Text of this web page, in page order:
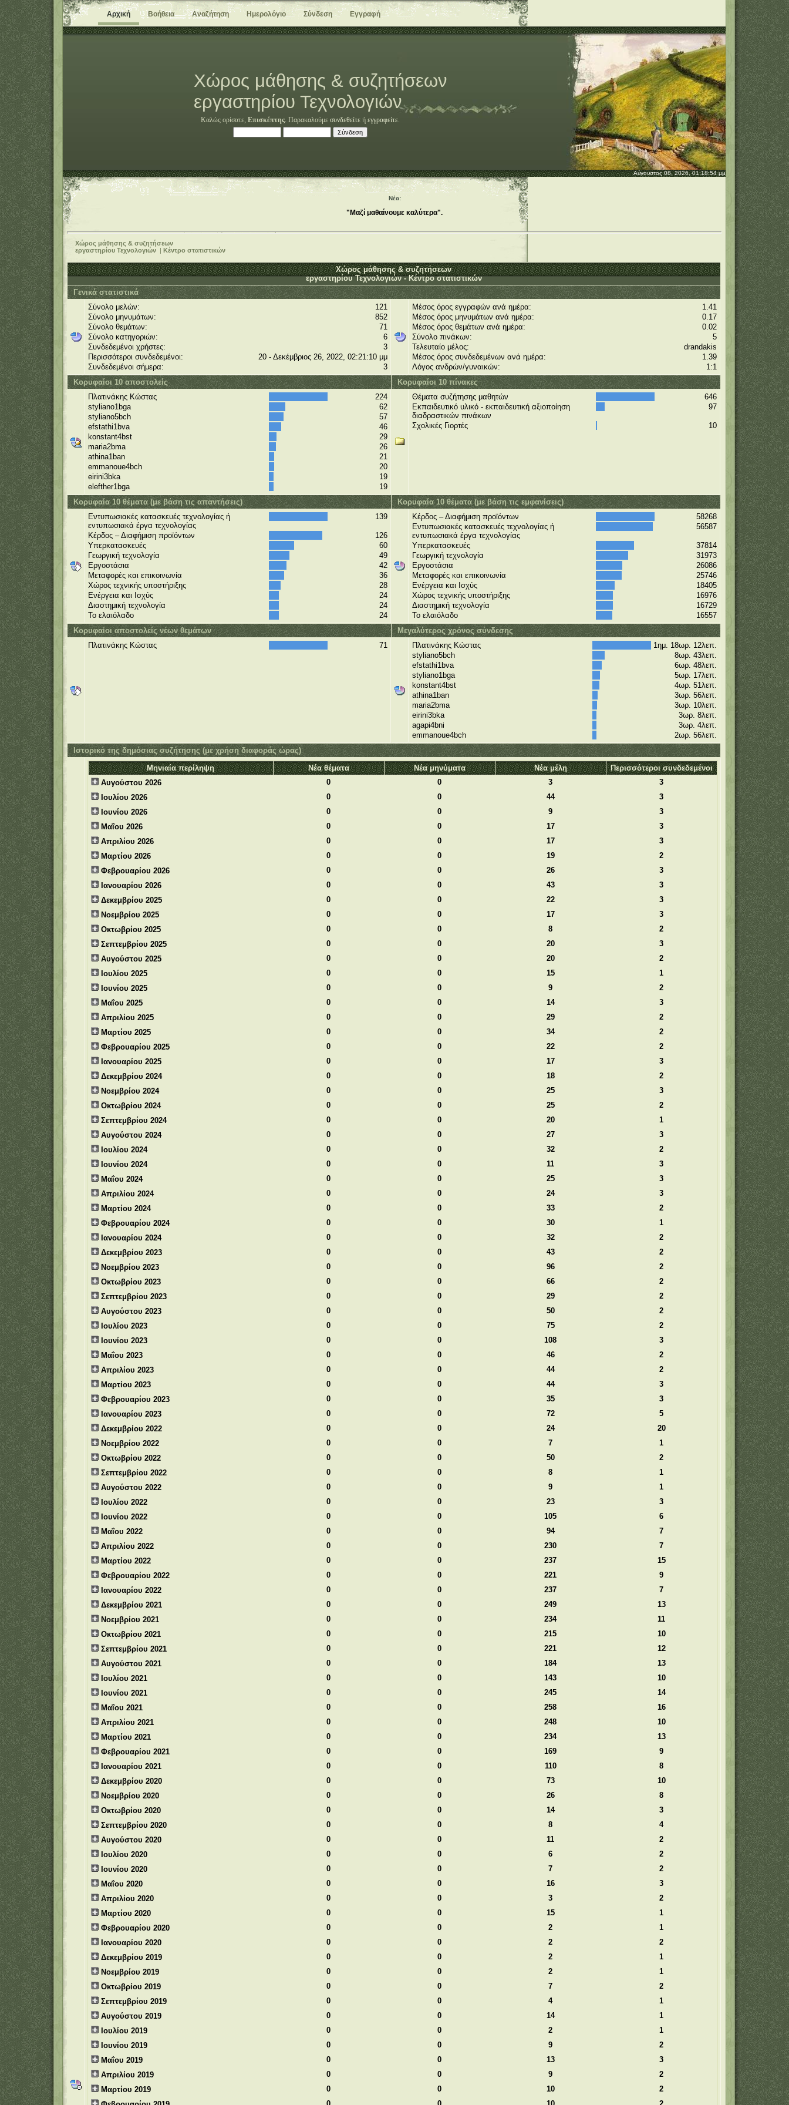
Αρχική Βοήθεια Αναζήτηση Ημερολόγιο Σύνδεση Εγγραφή
Χώρος μάθησης & συζητήσεων
εργαστηρίου Τεχνολογιών
Καλώς ορίσατε, Επισκέπτης. Παρακαλούμε συνδεθείτε ή εγγραφείτε.
Αύγουστος 08, 2026, 01:18:54 μμ
Νέα:
"Μαζί μαθαίνουμε καλύτερα".
Χώρος μάθησης & συζητήσεων
εργαστηρίου Τεχνολογιών |Κέντρο στατιστικών
Χώρος μάθησης & συζητήσεων
εργαστηρίου Τεχνολογιών - Κέντρο στατιστικών
Γενικά στατιστικά
Σύνολο μελών:
121
Σύνολο μηνυμάτων:
852
Σύνολο θεμάτων:
71
Σύνολο κατηγοριών:
6
Συνδεδεμένοι χρήστες:
3
Περισσότεροι συνδεδεμένοι:
20 - Δεκέμβριος 26, 2022, 02:21:10 μμ
Συνδεδεμένοι σήμερα:
3
Μέσος όρος εγγραφών ανά ημέρα:
1.41
Μέσος όρος μηνυμάτων ανά ημέρα:
0.17
Μέσος όρος θεμάτων ανά ημέρα:
0.02
Σύνολο πινάκων:
5
Τελευταίο μέλος:
drandakis
Μέσος όρος συνδεδεμένων ανά ημέρα:
1.39
Λόγος ανδρών/γυναικών:
1:1
Κορυφαίοι 10 αποστολείς
Κορυφαίοι 10 πίνακες
Πλατινάκης Κώστας
224
styliano1bga
62
styliano5bch
57
efstathi1bva
46
konstant4bst
29
maria2bma
26
athina1ban
21
emmanoue4bch
20
eirini3bka
19
elefther1bga
19
Θέματα συζήτησης μαθητών
646
Εκπαιδευτικό υλικό - εκπαιδευτική αξιοποίηση
διαδραστικών πινάκων
97
Σχολικές Γιορτές 10
Κορυφαία 10 θέματα (με βάση τις απαντήσεις)
Κορυφαία 10 θέματα (με βάση τις εμφανίσεις)
Εντυπωσιακές κατασκευές τεχνολογίας ή
εντυπωσιακά έργα τεχνολογίας
139
Κέρδος – Διαφήμιση προϊόντων
126
Υπερκατασκευές
60
Γεωργική τεχνολογία
49
Εργοστάσια
42
Μεταφορές και επικοινωνία
36
Χώρος τεχνικής υποστήριξης
28
Ενέργεια και Ισχύς
24
Διαστημική τεχνολογία
24
Το ελαιόλαδο
24
Κέρδος – Διαφήμιση προϊόντων
58268
Εντυπωσιακές κατασκευές τεχνολογίας ή
εντυπωσιακά έργα τεχνολογίας
56587
Υπερκατασκευές
37814
Γεωργική τεχνολογία
31973
Εργοστάσια
26086
Μεταφορές και επικοινωνία
25746
Ενέργεια και Ισχύς
18405
Χώρος τεχνικής υποστήριξης
16976
Διαστημική τεχνολογία
16729
Το ελαιόλαδο
16557
Κορυφαίοι αποστολείς νέων θεμάτων
Μεγαλύτερος χρόνος σύνδεσης
Πλατινάκης Κώστας
71 Πλατινάκης Κώστας
1ημ. 18ωρ. 12λεπ.
styliano5bch
8ωρ. 43λεπ.
efstathi1bva
6ωρ. 48λεπ.
styliano1bga
5ωρ. 17λεπ.
konstant4bst
4ωρ. 51λεπ.
athina1ban
3ωρ. 56λεπ.
maria2bma
3ωρ. 10λεπ.
eirini3bka
3ωρ. 8λεπ.
agapi4bni
3ωρ. 4λεπ.
emmanoue4bch
2ωρ. 56λεπ.
Ιστορικό της δημόσιας συζήτησης (με χρήση διαφοράς ώρας)
Μηνιαία περίληψη
Νέα θέματα Νέα μηνύματα Νέα μέλη
Περισσότεροι συνδεδεμένοι
Αυγούστου 2026
0 0 3
3
Ιουλίου 2026
0 0 44
3
Ιουνίου 2026
0 0 9
3
Μαΐου 2026
0 0 17
3
Απριλίου 2026
0 0 17
3
Μαρτίου 2026
0 0 19
2
Φεβρουαρίου 2026
0 0 26
3
Ιανουαρίου 2026
0 0 43
3
Δεκεμβρίου 2025
0 0 22
3
Νοεμβρίου 2025
0 0 17
3
Οκτωβρίου 2025
0 0 8
2
Σεπτεμβρίου 2025
0 0 20
3
Αυγούστου 2025
0 0 20
2
Ιουλίου 2025
0 0 15
1
Ιουνίου 2025
0 0 9
2
Μαΐου 2025
0 0 14
3
Απριλίου 2025
0 0 29
2
Μαρτίου 2025
0 0 34
2
Φεβρουαρίου 2025
0 0 22
2
Ιανουαρίου 2025
0 0 17
3
Δεκεμβρίου 2024
0 0 18
2
Νοεμβρίου 2024
0 0 25
3
Οκτωβρίου 2024
0 0 25
2
Σεπτεμβρίου 2024
0 0 20
1
Αυγούστου 2024
0 0 27
3
Ιουλίου 2024
0 0 32
2
Ιουνίου 2024
0 0 11
3
Μαΐου 2024
0 0 25
3
Απριλίου 2024
0 0 24
3
Μαρτίου 2024
0 0 33
2
Φεβρουαρίου 2024
0 0 30
1
Ιανουαρίου 2024
0 0 32
2
Δεκεμβρίου 2023
0 0 43
2
Νοεμβρίου 2023
0 0 96
2
Οκτωβρίου 2023
0 0 66
2
Σεπτεμβρίου 2023
0 0 29
2
Αυγούστου 2023
0 0 50
2
Ιουλίου 2023
0 0 75
2
Ιουνίου 2023
0 0 108
3
Μαΐου 2023
0 0 46
2
Απριλίου 2023
0 0 44
2
Μαρτίου 2023
0 0 44
3
Φεβρουαρίου 2023
0 0 35
3
Ιανουαρίου 2023
0 0 72
5
Δεκεμβρίου 2022
0 0 24
20
Νοεμβρίου 2022
0 0 7
1
Οκτωβρίου 2022
0 0 50
2
Σεπτεμβρίου 2022
0 0 8
1
Αυγούστου 2022
0 0 9
1
Ιουλίου 2022
0 0 23
3
Ιουνίου 2022
0 0 105
6
Μαΐου 2022
0 0 94
7
Απριλίου 2022
0 0 230
7
Μαρτίου 2022
0 0 237
15
Φεβρουαρίου 2022
0 0 221
9
Ιανουαρίου 2022
0 0 237
7
Δεκεμβρίου 2021
0 0 249
13
Νοεμβρίου 2021
0 0 234
11
Οκτωβρίου 2021
0 0 215
10
Σεπτεμβρίου 2021
0 0 221
12
Αυγούστου 2021
0 0 184
13
Ιουλίου 2021
0 0 143
10
Ιουνίου 2021
0 0 245
14
Μαΐου 2021
0 0 258
16
Απριλίου 2021
0 0 248
10
Μαρτίου 2021
0 0 234
13
Φεβρουαρίου 2021
0 0 169
9
Ιανουαρίου 2021
0 0 110
8
Δεκεμβρίου 2020
0 0 73
10
Νοεμβρίου 2020
0 0 26
8
Οκτωβρίου 2020
0 0 14
3
Σεπτεμβρίου 2020
0 0 8
4
Αυγούστου 2020
0 0 11
2
Ιουλίου 2020
0 0 6
2
Ιουνίου 2020
0 0 7
2
Μαΐου 2020
0 0 16
3
Απριλίου 2020
0 0 3
2
Μαρτίου 2020
0 0 15
1
Φεβρουαρίου 2020
0 0 2
1
Ιανουαρίου 2020
0 0 2
2
Δεκεμβρίου 2019
0 0 2
1
Νοεμβρίου 2019
0 0 2
1
Οκτωβρίου 2019
0 0 7
2
Σεπτεμβρίου 2019
0 0 4
1
Αυγούστου 2019
0 0 14
1
Ιουλίου 2019
0 0 2
1
Ιουνίου 2019
0 0 9
2
Μαΐου 2019
0 0 13
3
Απριλίου 2019
0 0 9
2
Μαρτίου 2019
0 0 10
2